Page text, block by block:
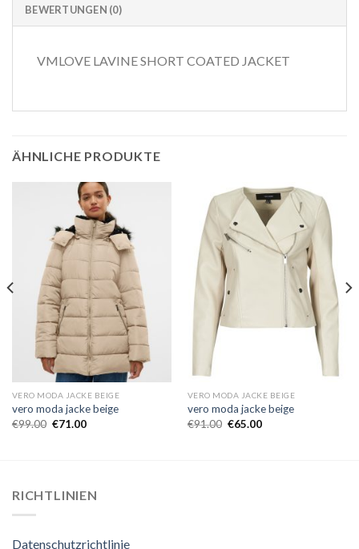
BEWERTUNGEN (0)
VMLOVE LAVINE SHORT COATED JACKET
ÄHNLICHE PRODUKTE
VERO MODA JACKE BEIGE
vero moda jacke beige
€99.00 €71.00
VERO MODA JACKE BEIGE
vero moda jacke beige
€91.00 €65.00
RICHTLINIEN
Datenschutzrichtlinie